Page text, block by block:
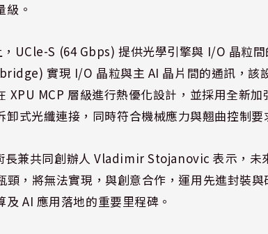
級。
，UCle-S (64 Gbps) 提供光學引擎與 I/O 晶粒
實現 I/O 晶粒與主 AI 晶片間的通訊，該
XPU MCP 層級進行熱優化設計，並採用全新
卸式光纖連接，同時符合機械應力與翹曲控制要
長兼共同創辦人 Vladimir Stojanovic 表示，未
頸，將無法實現，與創意合作，運用先進封裝
及 AI 應用落地的重要里程碑。